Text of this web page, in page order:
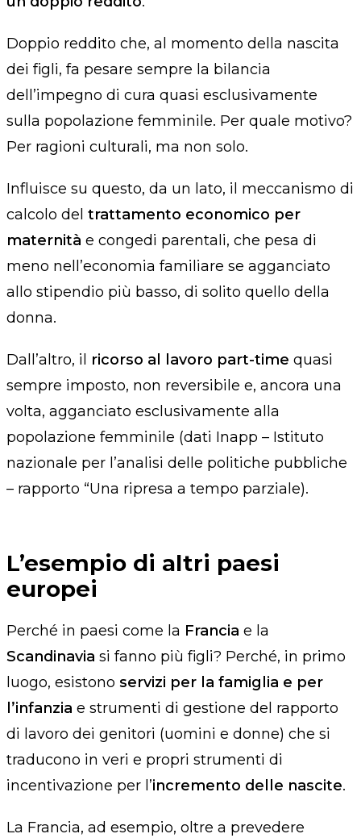
Doppio reddito che, al momento della nascita
dei figli, fa pesare sempre la bilancia
dell’impegno di cura quasi esclusivamente
sulla popolazione femminile. Per quale motivo?
Per ragioni culturali, ma non solo.
Influisce su questo, da un lato, il meccanismo di
calcolo del trattamento economico per
maternità e congedi parentali, che pesa di
meno nell’economia familiare se agganciato
allo stipendio più basso, di solito quello della
donna.
Dall’altro, il ricorso al lavoro part-time quasi
sempre imposto, non reversibile e, ancora una
volta, agganciato esclusivamente alla
popolazione femminile (dati Inapp – Istituto
nazionale per l’analisi delle politiche pubbliche
– rapporto “Una ripresa a tempo parziale).
L’esempio di altri paesi
europei
Perché in paesi come la Francia e la
Scandinavia si fanno più figli? Perché, in primo
luogo, esistono servizi per la famiglia e per
l’infanzia e strumenti di gestione del rapporto
di lavoro dei genitori (uomini e donne) che si
traducono in veri e propri strumenti di
incentivazione per l’incremento delle nascite.
La Francia, ad esempio, oltre a prevedere